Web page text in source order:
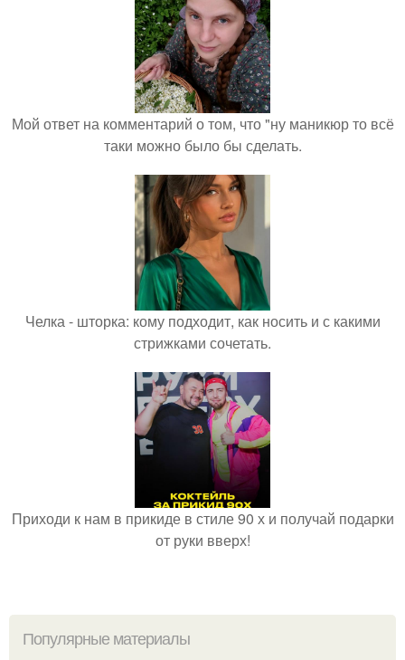
Мой ответ на комментарий о том, что "ну маникюр то всё
таки можно было бы сделать.
Челка - шторка: кому подходит, как носить и с какими
стрижками сочетать.
Приходи к нам в прикиде в стиле 90 х и получай подарки
от руки вверх!
Популярные материалы